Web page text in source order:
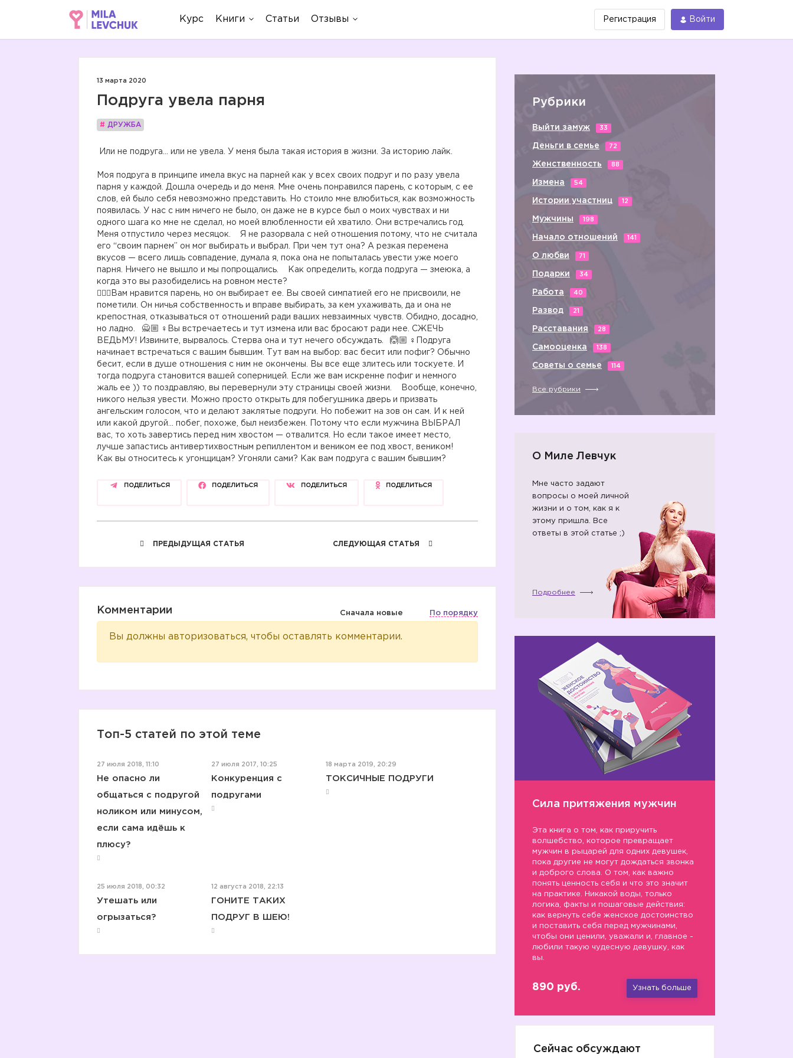
Курс Книги Статьи Отзывы Регистрация Войти
13 марта 2020
Подруга увела парня
# ДРУЖБА
Или не подруга… или не увела. У меня была такая история в жизни. За историю лайк.
Моя подруга в принципе имела вкус на парней как у всех своих подруг и по разу увела
парня у каждой. Дошла очередь и до меня. Мне очень понравился парень, с которым, с ее
слов, ей было себя невозможно представить. Но стоило мне влюбиться, как возможность
появилась. У нас с ним ничего не было, он даже не в курсе был о моих чувствах и ни
одного шага ко мне не сделал, но моей влюбленности ей хватило. Они встречались год.
Меня отпустило через месяцок. Я не разорвала с ней отношения потому, что не считала
его “своим парнем” он мог выбирать и выбрал. При чем тут она? А резкая перемена
вкусов — всего лишь совпадение, думала я, пока она не попыталась увести уже моего
парня. Ничего не вышло и мы попрощались. Как определить, когда подруга — змеюка, а
когда это вы разобиделись на ровном месте?
🤷🏼‍♀️Вам нравится парень, но он выбирает ее. Вы своей симпатией его не присвоили, не
пометили. Он ничья собственность и вправе выбирать, за кем ухаживать, да и она не
крепостная, отказываться от отношений ради ваших невзаимных чувств. Обидно, досадно,
но ладно.
‍♀️Вы встречаетесь и тут измена или вас бросают ради нее. СЖЕЧЬ
ВЕДЬМУ! Извините, вырвалось. Стерва она и тут нечего обсуждать.
‍♀️Подруга
начинает встречаться с вашим бывшим. Тут вам на выбор: вас бесит или пофиг? Обычно
бесит, если в душе отношения с ним не окончены. Вы все еще злитесь или тоскуете. И
тогда подруга становится вашей соперницей. Если же вам искренне пофиг и немного
жаль ее )) то поздравляю, вы перевернули эту страницы своей жизни. Вообще, конечно,
никого нельзя увести. Можно просто открыть для побегушника дверь и призвать
ангельским голосом, что и делают заклятые подруги. Но побежит на зов он сам. И к ней
или какой другой… побег, похоже, был неизбежен. Потому что если мужчина ВЫБРАЛ
вас, то хоть завертись перед ним хвостом — отвалится. Но если такое имеет место,
лучше запастись антивертихвостным репиллентом и веником ее под хвост, веником!
Как вы относитесь к угонщицам? Угоняли сами? Как вам подруга с вашим бывшим?
ПОДЕЛИТЬСЯ ПОДЕЛИТЬСЯ ПОДЕЛИТЬСЯ ПОДЕЛИТЬСЯ
ПРЕДЫДУЩАЯ СТАТЬЯ СЛЕДУЮЩАЯ СТАТЬЯ
Комментарии Сначала новые По порядку
Вы должны авторизоваться, чтобы оставлять комментарии.
Топ-5 статей по этой теме
27 июля 2018, 11:10
Не опасно ли
общаться с подругой
ноликом или минусом,
если сама идёшь к
плюсу?
27 июля 2017, 10:25
Конкуренция с
подругами
18 марта 2019, 20:29
ТОКСИЧНЫЕ ПОДРУГИ
25 июля 2018, 00:32
Утешать или
огрызаться?
12 августа 2018, 22:13
ГОНИТЕ ТАКИХ
ПОДРУГ В ШЕЮ!
Рубрики
Выйти замуж 33
Деньги в семье 72
Женственность 88
Измена 54
Истории участниц 12
Мужчины 198
Начало отношений 141
О любви 71
Подарки 34
Работа 40
Развод 21
Расставания 28
Самооценка 138
Советы о семье 114
Все рубрики
О Миле Левчук
Мне часто задают
вопросы о моей личной
жизни и о том, как я к
этому пришла. Все
ответы в этой статье ;)
Подробнее
Сила притяжения мужчин
Эта книга о том, как приручить
волшебство, которое превращает
мужчин в рыцарей для одних девушек,
пока другие не могут дождаться звонка
и доброго слова. О том, как важно
понять ценность себя и что это значит
на практике. Никакой воды, только
логика, факты и пошаговые действия:
как вернуть себе женское достоинство
и поставить себя перед мужчинами,
чтобы они ценили, уважали и, главное -
любили такую чудесную девушку, как
вы.
890 руб. Узнать больше
Сейчас обсуждают